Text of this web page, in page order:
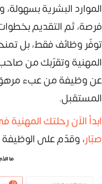
الموارد البشرية
فرصة، ثم التقديم
توفّر وظائف فقط، بل
المهنية وتقرّبك من صاحب
عن وظيفة من عبء
المستقبل.
صبّار، وقدّم على